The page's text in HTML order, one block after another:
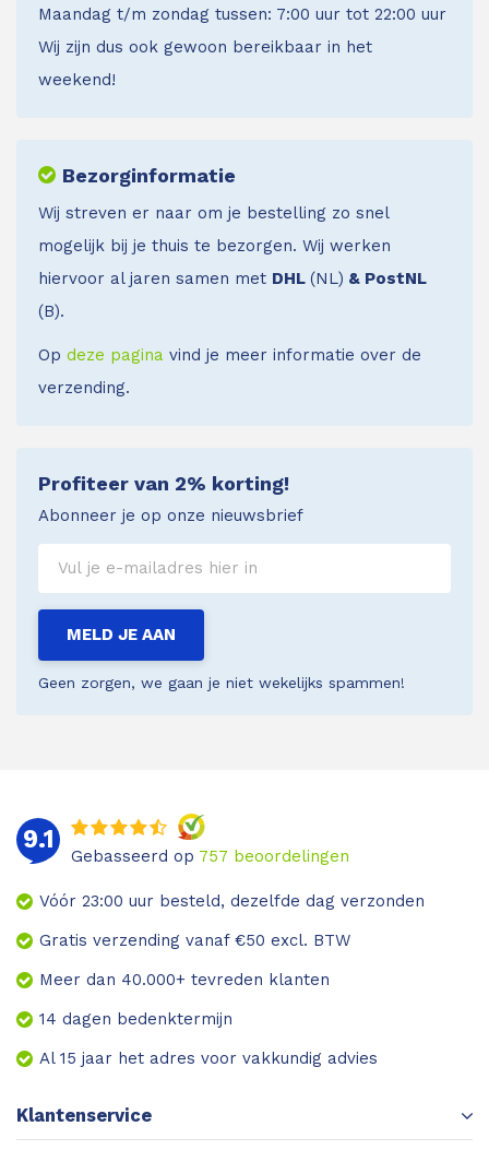
Maandag t/m zondag tussen: 7:00 uur tot 22:00 uur
Wij zijn dus ook gewoon bereikbaar in het
weekend!
Bezorginformatie
Wij streven er naar om je bestelling zo snel
mogelijk bij je thuis te bezorgen. Wij werken
hiervoor al jaren samen met DHL (NL) & PostNL
(B).
Op deze pagina vind je meer informatie over de
verzending.
Profiteer van 2% korting!
Abonneer je op onze nieuwsbrief
Geen zorgen, we gaan je niet wekelijks spammen!
MELD JE AAN
9.1
Gebasseerd op 757 beoordelingen
Vóór 23:00 uur besteld, dezelfde dag verzonden
Gratis verzending vanaf €50 excl. BTW
Meer dan 40.000+ tevreden klanten
14 dagen bedenktermijn
Al 15 jaar het adres voor vakkundig advies
Klantenservice